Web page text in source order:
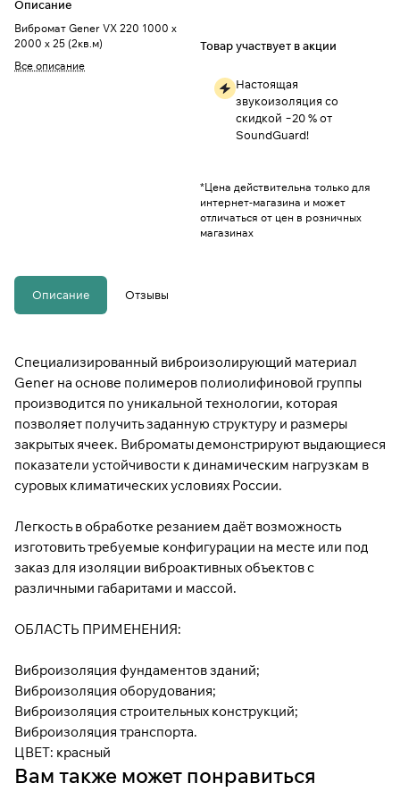
Описание
Вибромат Gener VX 220 1000 х
2000 х 25 (2кв.м)
Все описание
Товар участвует в акции
Настоящая
звукоизоляция со
скидкой −20 % от
SoundGuard!
*Цена действительна только для
интернет-магазина и может
отличаться от цен в розничных
магазинах
Описание Отзывы
Специализированный виброизолирующий материал
Gener на основе полимеров полиолифиновой группы
производится по уникальной технологии, которая
позволяет получить заданную структуру и размеры
закрытых ячеек. Виброматы демонстрируют выдающиеся
показатели устойчивости к динамическим нагрузкам в
суровых климатических условиях России.
Легкость в обработке резанием даёт возможность
изготовить требуемые конфигурации на месте или под
заказ для изоляции виброактивных объектов с
различными габаритами и массой.
ОБЛАСТЬ ПРИМЕНЕНИЯ:
Виброизоляция фундаментов зданий;
Виброизоляция оборудования;
Виброизоляция строительных конструкций;
Виброизоляция транспорта.
ЦВЕТ: красный
Вам также может понравиться